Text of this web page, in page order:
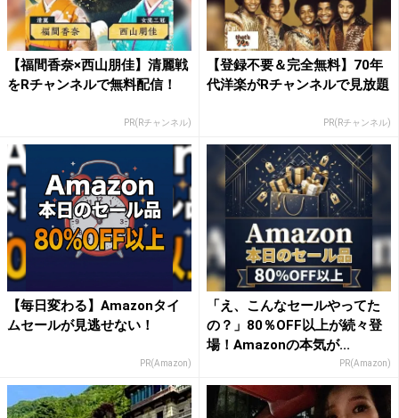
【福間香奈×西山朋佳】清麗戦
をRチャンネルで無料配信！
PR(Rチャンネル)
【登録不要＆完全無料】70年
代洋楽がRチャンネルで見放題
PR(Rチャンネル)
【毎日変わる】Amazonタイ
ムセールが見逃せない！
PR(Amazon)
「え、こんなセールやってた
の？」80％OFF以上が続々登
場！Amazonの本気が...
PR(Amazon)